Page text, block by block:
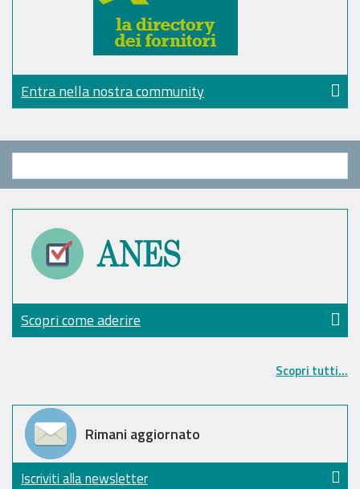
Entra nella nostra community
Scopri come aderire
Scopri tutti...
Rimani aggiornato
Iscriviti alla newsletter